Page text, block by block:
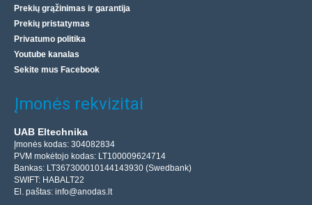
Vienpusis laminatas, kurio matmenys 13,5 x 20 cm ir
storis 1,6 mm, yra puiki medžiaga kuriant savo
spausdintas grandines (PCB). Pagaminta iš aukštos
kokybės ep..
Prekių grąžinimas ir garantija
Prekių pristatymas
Privatumo politika
Youtube kanalas
Sekite mus Facebook
Įmonės rekvizitai
UAB Eltechnika
Įmonės kodas: 304082834
PVM mokėtojo kodas: LT100009624714
Bankas: LT367300010144143930 (Swedbank)
SWIFT: HABALT22
El. paštas: info@anodas.lt